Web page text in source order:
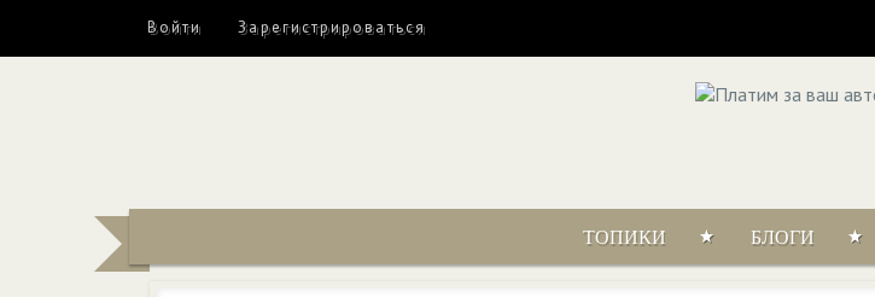
Войти Зарегистрироваться
ТОПИКИ БЛОГИ